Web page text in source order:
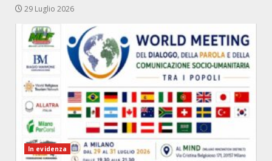
29 Luglio 2026
In evidenza